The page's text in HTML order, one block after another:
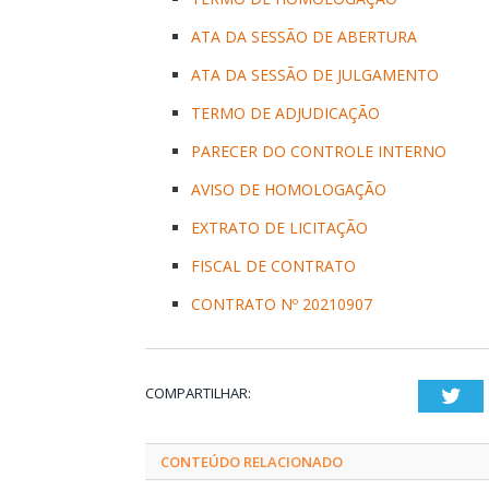
ATA DA SESSÃO DE ABERTURA
ATA DA SESSÃO DE JULGAMENTO
TERMO DE ADJUDICAÇÃO
PARECER DO CONTROLE INTERNO
AVISO DE HOMOLOGAÇÃO
EXTRATO DE LICITAÇÃO
FISCAL DE CONTRATO
CONTRATO Nº 20210907
COMPARTILHAR:
CONTEÚDO RELACIONADO